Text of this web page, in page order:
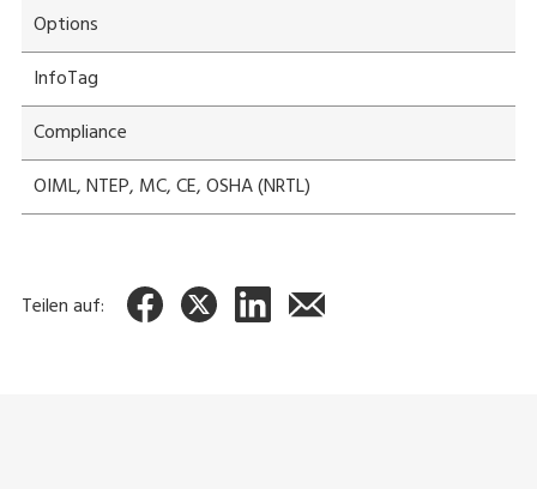
Options
InfoTag
Compliance
OIML, NTEP, MC, CE, OSHA (NRTL)
Teilen auf: